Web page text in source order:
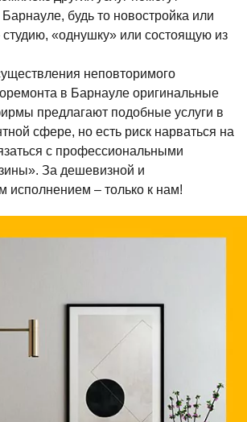
будь то новостройка или
«однушку» или состоящую из
неповторимого
в Барнауле оригинальные
предлагают подобные услуги в
сфере, но есть риск нарваться на
с профессиональными
За дешевизной и
исполнением – только к нам!